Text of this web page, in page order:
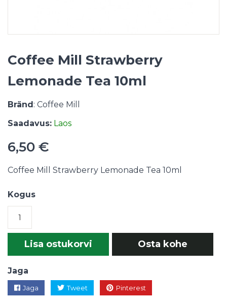
Coffee Mill Strawberry
Lemonade Tea 10ml
Bränd : Coffee Mill
Saadavus: Laos
6,50 €
Coffee Mill Strawberry Lemonade Tea 10ml
Kogus
Lisa ostukorvi Osta kohe
Jaga
Jaga Tweet Pinterest